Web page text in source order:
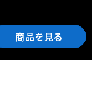
商品を見る